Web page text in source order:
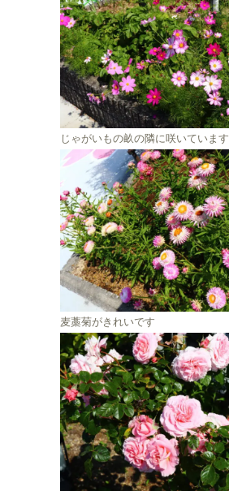
じゃがいもの畝の隣に咲いています
麦藁菊がきれいです